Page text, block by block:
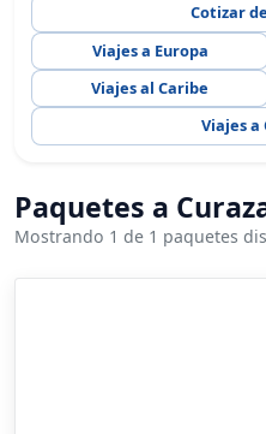
Cotizar
Viajes a Europa
Viajes al Caribe
Viajes a
Paquetes a
Mostrando 1 de 1 paquetes